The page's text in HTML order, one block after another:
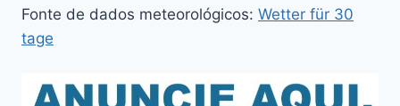
Fonte de dados meteorológicos: Wetter für 30
tage